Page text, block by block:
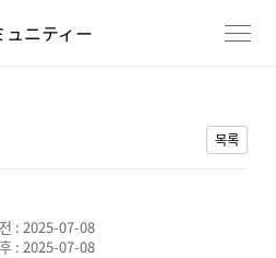
ュニティー
목록
: 2025-07-08
: 2025-07-08